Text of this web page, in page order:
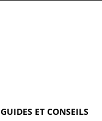
GUIDES ET CONSEILS